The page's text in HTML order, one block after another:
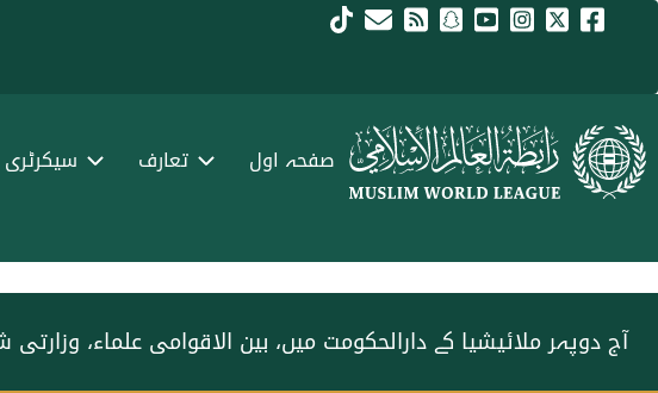
Skip to main content
menu urdu صفحہ اول تعارف سیکرٹری
آج دوپہر ملائیشیا کے دارالحکومت میں، بین الاقوامی علماء،